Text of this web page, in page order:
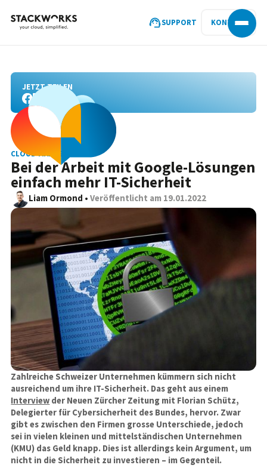
SUPPORT KONTAKT
CLOUD MANAGEMENT
Bei der Arbeit mit Google-Lösungen
einfach mehr IT-Sicherheit
Liam Ormond • Veröffentlicht am 19.01.2022
Zahlreiche Schweizer Unternehmen kümmern sich nicht
ausreichend um ihre IT-Sicherheit. Das geht aus einem
Interview der Neuen Zürcher Zeitung mit Florian Schütz,
Delegierter für Cybersicherheit des Bundes, hervor. Zwar
gibt es zwischen den Firmen grosse Unterschiede, jedoch
sei in vielen kleinen und mittelständischen Unternehmen
(KMU) das Geld knapp. Dies ist allerdings kein Argument, um
nicht in die Sicherheit zu investieren – im Gegenteil.
JETZT TEILEN